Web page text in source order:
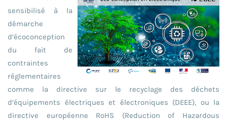
sensibilisé à la
démarche
d’écoconception
du fait de
contraintes
réglementaires
comme la directive sur le recyclage des déchets
d’équipements électriques et électroniques (DEEE), ou la
directive européenne RoHS (Reduction of Hazardous